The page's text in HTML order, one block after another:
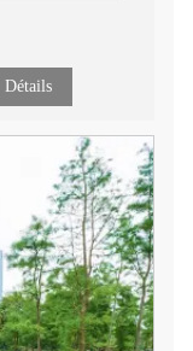
en bambou de
de charbon de
en bambou
Détails